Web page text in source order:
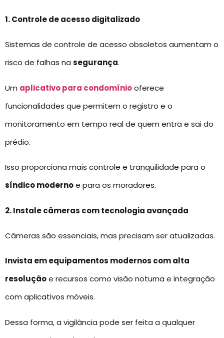
1. Controle de acesso digitalizado
Sistemas de controle de acesso obsoletos aumentam o
risco de falhas na segurança.
Um aplicativo para condomíniooferece
funcionalidades que permitem o registro e o
monitoramento em tempo real de quem entra e sai do
prédio.
Isso proporciona mais controle e tranquilidade para o
síndico modernoe para os moradores.
2. Instale câmeras com tecnologia avançada
Câmeras são essenciais, mas precisam ser atualizadas.
Invista em equipamentos modernos com alta
resoluçãoe recursos como visão noturna e integração
com aplicativos móveis.
Dessa forma, a vigilância pode ser feita a qualquer